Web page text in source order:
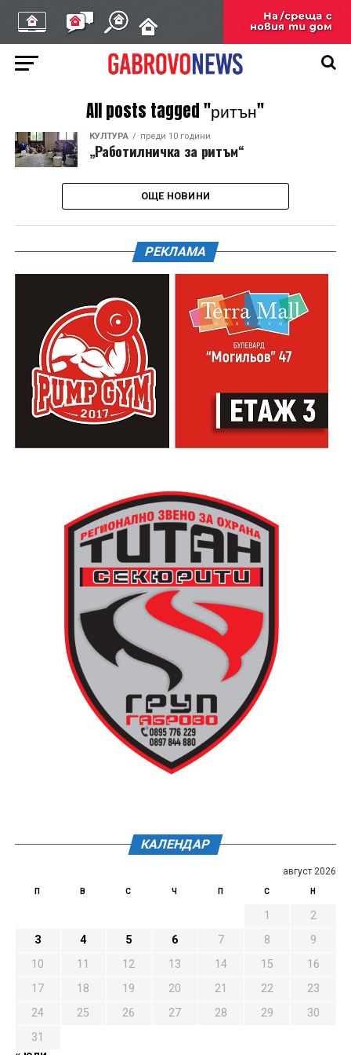
All posts tagged "ритън"
КУЛТУРА преди 10 години
„Работилничка за ритъм“
ОЩЕ НОВИНИ
РЕКЛАМА
КАЛЕНДАР
август 2026
П В С Ч П С Н
1
2
3
4 5 6 7 8
9
10
11 12 13 14 15
16
17
18 19 20 21 22
23
24
25 26 27 28 29
30
31